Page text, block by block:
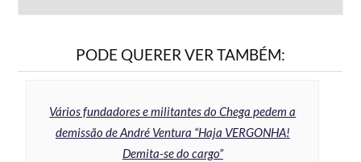
PODE QUERER VER TAMBÉM:
Vários fundadores e militantes do Chega pedem a
demissão de André Ventura “Haja VERGONHA!
Demita-se do cargo”